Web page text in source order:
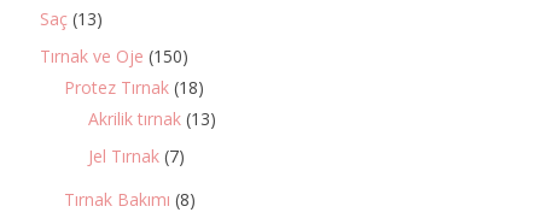
Saç (13)
Tırnak ve Oje (150)
Protez Tırnak (18)
Akrilik tırnak (13)
Jel Tırnak (7)
Tırnak Bakımı (8)